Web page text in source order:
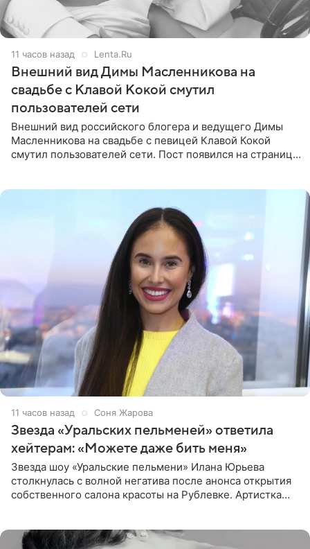
11 часов назад Lenta.Ru
Внешний вид Димы Масленникова на
свадьбе с Клавой Кокой смутил
пользователей сети
Внешний вид российского блогера и ведущего Димы
Масленникова на свадьбе с певицей Клавой Кокой
смутил пользователей сети. Пост появился на странице
11 часов назад Соня Жарова
Звезда «Уральских пельменей» ответила
хейтерам: «Можете даже бить меня»
Звезда шоу «Уральские пельмени» Илана Юрьева
столкнулась с волной негатива после анонса открытия
собственного салона красоты на Рублевке. Артистка